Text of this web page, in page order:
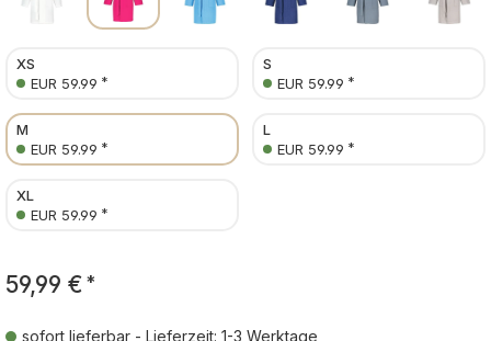
XS
EUR 59.99 *
S
EUR 59.99 *
M
EUR 59.99 *
L
EUR 59.99 *
XL
EUR 59.99 *
59,99 € *
sofort lieferbar - Lieferzeit: 1-3 Werktage